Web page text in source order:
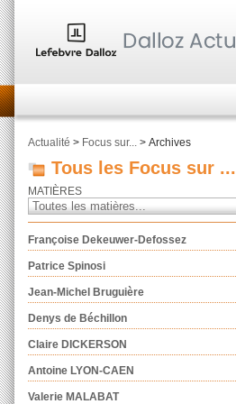
Actualité > Focus sur... > Archives
Tous les Focus sur ...
MATIÈRES
Françoise Dekeuwer-Defossez
Patrice Spinosi
Jean-Michel Bruguière
Denys de Béchillon
Claire DICKERSON
Antoine LYON-CAEN
Valerie MALABAT